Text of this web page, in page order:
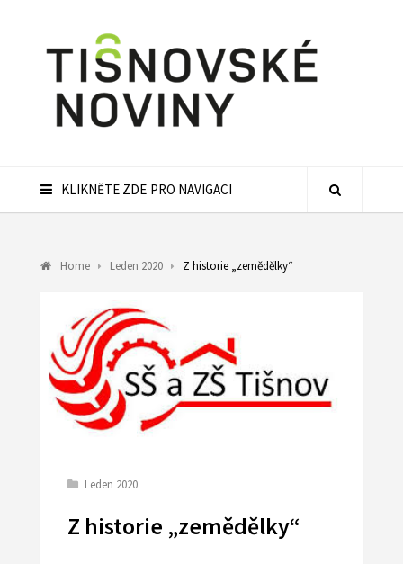
KLIKNĚTE ZDE PRO NAVIGACI
Home Leden 2020 Z historie „zemědělky“
Leden 2020
Z historie „zemědělky“